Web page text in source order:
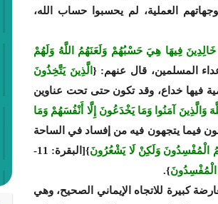
العملية، لم يحسبوا حساب الله،
نَارَ جَهَنَّمَ خَالِدِينَ فِيهَا هِيَ حَسْبُهُمْ وَلَعَنَهُمُ اللَّهُ وَلَهُمْ
الَّذِينَ يَتَّخِذُونَ
الإسلامية فيها خداع، وقد تكون حتى تحت عناوين
وَبِالْيَوْمِ الْآخِرِ وَمَا هُمْ بِمُؤْمِنِينَ (8) يُخَادِعُونَ اللَّهَ وَالَّذِينَ آمَنُوا وَمَا يَخْدَعُونَ إِلَّا أَنْفُسَهُمْ وَمَا
فيما يتجهون فيه من إفساد في الساحة
}[البقرة: 11-
الْمُفْسِدُونَ}.
كبيرة للاتجاه الإيماني الصحيح، وهي